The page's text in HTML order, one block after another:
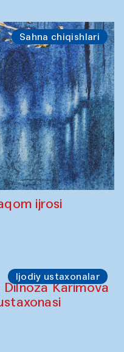
Sahna chiqishlari
ijrosi
Ijodiy ustaxonalar
Karimova